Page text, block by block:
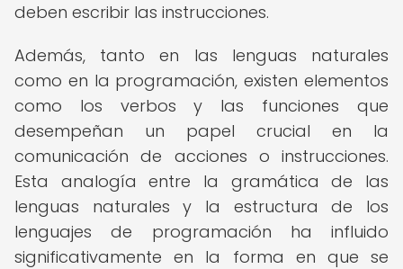
deben escribir las instrucciones.
Además, tanto en las lenguas naturales
como en la programación, existen elementos
como los verbos y las funciones que
desempeñan un papel crucial en la
comunicación de acciones o instrucciones.
Esta analogía entre la gramática de las
lenguas naturales y la estructura de los
lenguajes de programación ha influido
significativamente en la forma en que se